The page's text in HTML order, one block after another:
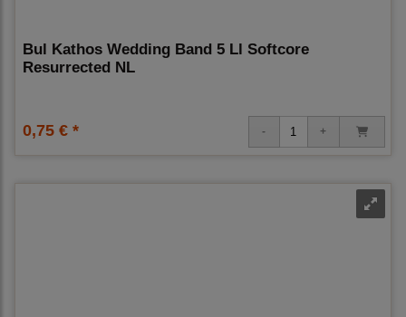
Bul Kathos Wedding Band 5 Ll Softcore
Resurrected NL
0,75 € *